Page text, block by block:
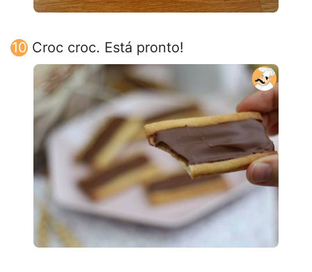
Croc croc. Está pronto!